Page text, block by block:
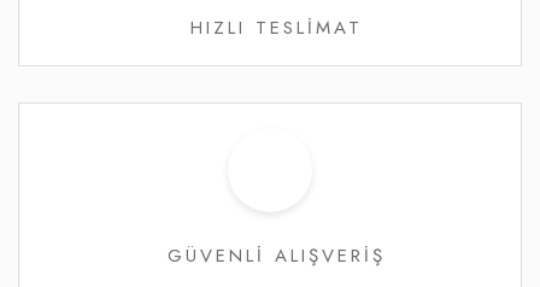
HIZLI TESLİMAT
GÜVENLİ ALIŞVERİŞ